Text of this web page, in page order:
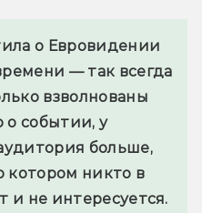
о Евровидении
— так всегда
взволнованы
событии, у
больше,
котором никто в
и не интересуется.